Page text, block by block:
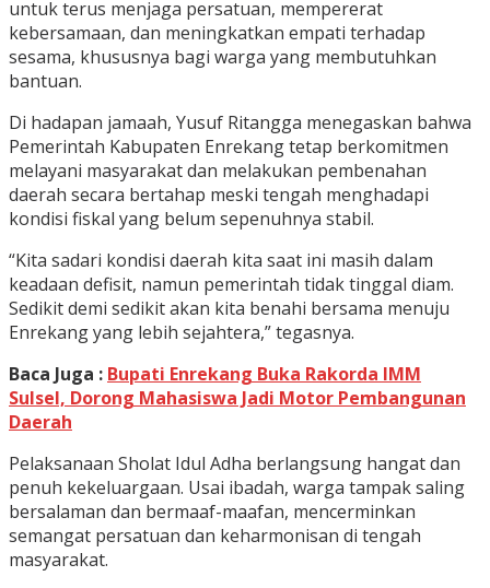
untuk terus menjaga persatuan, mempererat
kebersamaan, dan meningkatkan empati terhadap
sesama, khususnya bagi warga yang membutuhkan
bantuan.
Di hadapan jamaah, Yusuf Ritangga menegaskan bahwa
Pemerintah Kabupaten Enrekang tetap berkomitmen
melayani masyarakat dan melakukan pembenahan
daerah secara bertahap meski tengah menghadapi
kondisi fiskal yang belum sepenuhnya stabil.
“Kita sadari kondisi daerah kita saat ini masih dalam
keadaan defisit, namun pemerintah tidak tinggal diam.
Sedikit demi sedikit akan kita benahi bersama menuju
Enrekang yang lebih sejahtera,” tegasnya.
Baca Juga : Bupati Enrekang Buka Rakorda IMM
Sulsel, Dorong Mahasiswa Jadi Motor Pembangunan
Daerah
Pelaksanaan Sholat Idul Adha berlangsung hangat dan
penuh kekeluargaan. Usai ibadah, warga tampak saling
bersalaman dan bermaaf-maafan, mencerminkan
semangat persatuan dan keharmonisan di tengah
masyarakat.